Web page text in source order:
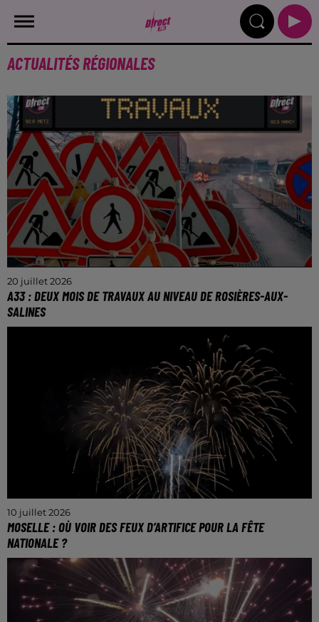
ACTUALITÉS RÉGIONALES
20 juillet 2026
A33 : DEUX MOIS DE TRAVAUX AU NIVEAU DE ROSIÈRES-AUX-
SALINES
La DirEst va mener un chantier de rénovation et de
sécurisation entre Lunéville et Nancy.
10 juillet 2026
MOSELLE : OÙ VOIR DES FEUX D’ARTIFICE POUR LA FÊTE
NATIONALE ?
Attention, certains spectacles pyrotechniques ont
été reportés, voire annulés, en raison des conditions
météorologiques.